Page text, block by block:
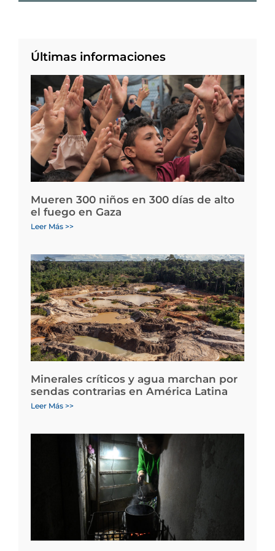
Últimas informaciones
Mueren 300 niños en 300 días de alto
el fuego en Gaza
Leer Más >>
Minerales críticos y agua marchan por
sendas contrarias en América Latina
Leer Más >>